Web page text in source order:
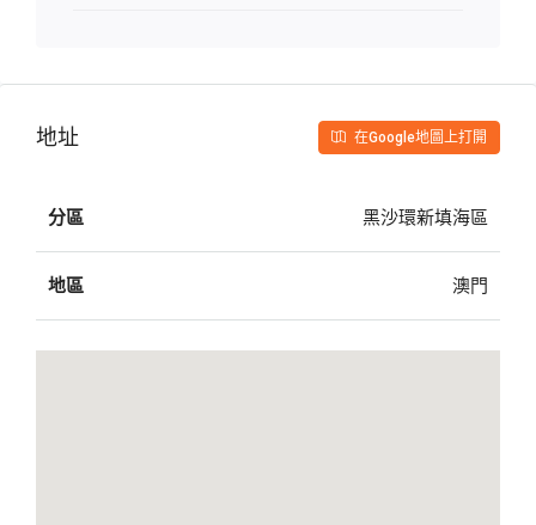
地址 在Google地圖上打開
分區 黑沙環新填海區
地區 澳門